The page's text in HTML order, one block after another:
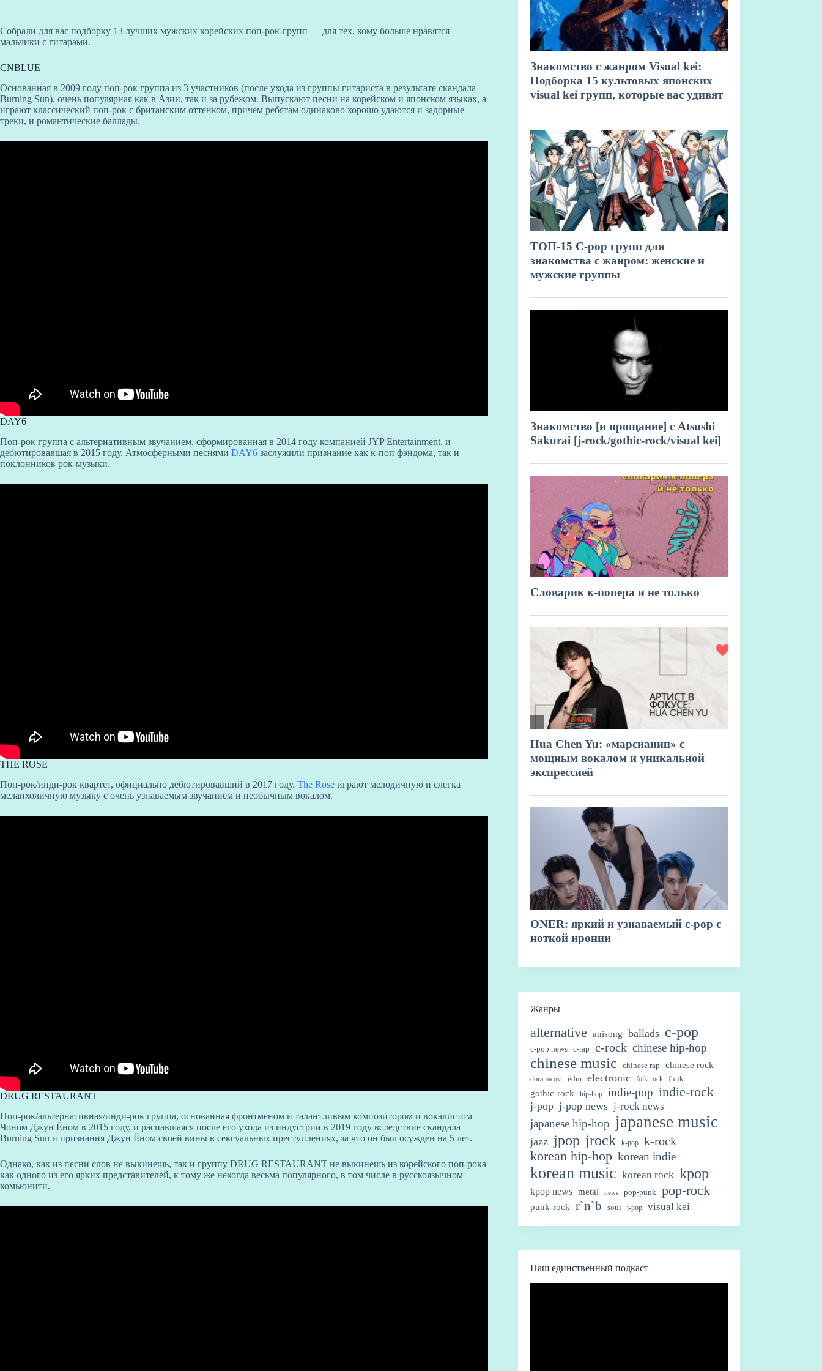
Собрали для вас подборку 13 лучших мужских корейских поп-рок-групп — для тех, кому больше нравятся
мальчики с гитарами.
CNBLUE
Основанная в 2009 году поп-рок группа из 3 участников (после ухода из группы гитариста в результате скандала
Burning Sun), очень популярная как в Азии, так и за рубежом. Выпускают песни на корейском и японском языках, а
играют классический поп-рок с британским оттенком, причем ребятам одинаково хорошо удаются и задорные
треки, и романтические баллады.
DAY6
Поп-рок группа с альтернативным звучанием, сформированная в 2014 году компанией JYP Entertainment, и
дебютировавшая в 2015 году. Атмосферными песнями DAY6 заслужили признание как к-поп фэндома, так и
поклонников рок-музыки.
THE ROSE
Поп-рок/инди-рок квартет, официально дебютировавший в 2017 году. The Rose играют мелодичную и слегка
меланхоличную музыку с очень узнаваемым звучанием и необычным вокалом.
DRUG RESTAURANT
Поп-рок/альтернативная/инди-рок группа, основанная фронтменом и талантливым композитором и вокалистом
Чоном Джун Ёном в 2015 году, и распавшаяся после его ухода из индустрии в 2019 году вследствие скандала
Burning Sun и признания Джун Ёном своей вины в сексуальных преступлениях, за что он был осужден на 5 лет.
Однако, как из песни слов не выкинешь, так и группу DRUG RESTAURANT не выкинешь из корейского поп-рока
как одного из его ярких представителей, к тому же некогда весьма популярного, в том числе в русскоязычном
комьюнити.
Жанры
alternative anisong ballads c-pop
c-pop news c-rap c-rock chinese hip-hop
chinese music chinese rap chinese rock
dorama ost edm electronic folk-rock funk
gothic-rock hip-hop indie-pop indie-rock
j-pop j-pop news j-rock news
japanese hip-hop japanese music
jazz jpop jrock k-pop k-rock
korean hip-hop korean indie
korean music korean rock kpop
kpop news metal news pop-punk pop-rock
punk-rock r`n`b soul t-pop visual kei
Наш единственный подкаст